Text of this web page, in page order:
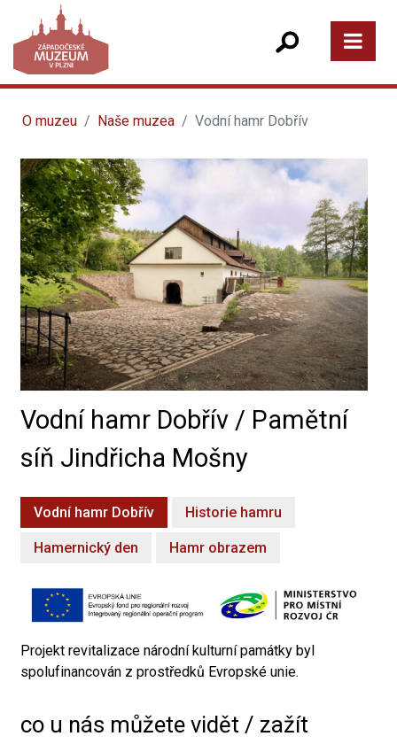
O muzeu Naše muzea Vodní hamr Dobřív
Vodní hamr Dobřív / Pamětní
síň Jindřicha Mošny
Vodní hamr Dobřív Historie hamru
Hamernický den Hamr obrazem
Projekt revitalizace národní kulturní památky byl
spolufinancován z prostředků Evropské unie.
co u nás můžete vidět / zažít